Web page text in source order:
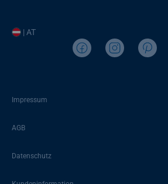
| AT
Impressum
AGB
Datenschutz